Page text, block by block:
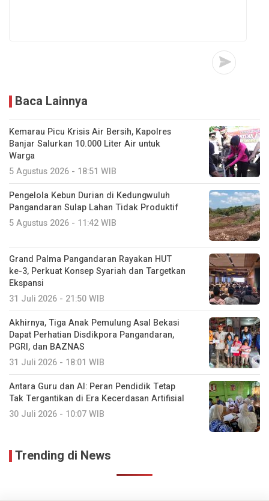
Baca Lainnya
Kemarau Picu Krisis Air Bersih, Kapolres
Banjar Salurkan 10.000 Liter Air untuk
Warga
5 Agustus 2026 - 18:51 WIB
Pengelola Kebun Durian di Kedungwuluh
Pangandaran Sulap Lahan Tidak Produktif ‎
5 Agustus 2026 - 11:42 WIB
Grand Palma Pangandaran Rayakan HUT
ke-3, Perkuat Konsep Syariah dan Targetkan
Ekspansi
31 Juli 2026 - 21:50 WIB
Akhirnya, Tiga Anak Pemulung Asal Bekasi
Dapat Perhatian Disdikpora Pangandaran,
PGRI, dan BAZNAS
31 Juli 2026 - 18:01 WIB
Antara Guru dan AI: Peran Pendidik Tetap
Tak Tergantikan di Era Kecerdasan Artifisial
30 Juli 2026 - 10:07 WIB
Trending di News